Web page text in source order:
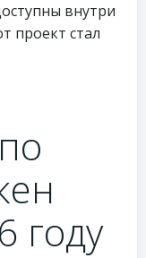
внутри
проект стал
году